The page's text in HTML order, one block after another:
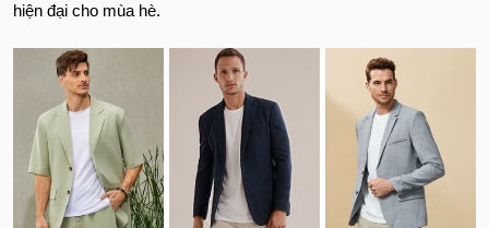
hiện đại cho mùa hè.